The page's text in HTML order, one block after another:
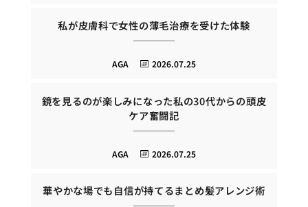
私が皮膚科で女性の薄毛治療を受けた体験
2026.07.25
AGA
鏡を見るのが楽しみになった私の30代からの頭皮
ケア奮闘記
2026.07.25
AGA
華やかな場でも自信が持てるまとめ髪アレンジ術